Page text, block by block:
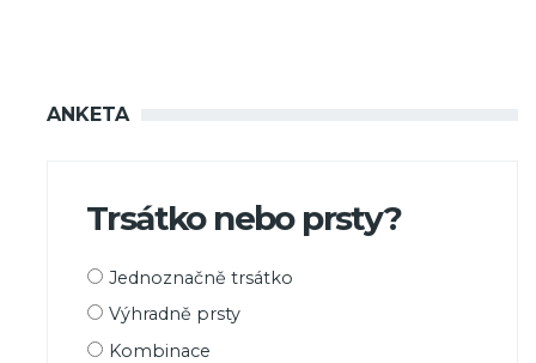
ANKETA
Trsátko nebo prsty?
Možnosti
Jednoznačně trsátko
Výhradně prsty
Kombinace